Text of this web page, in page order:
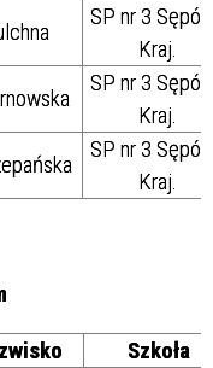
SP nr 3
Kraj.
SP nr 3
Kraj.
SP nr 3
Kraj.
Szkoła